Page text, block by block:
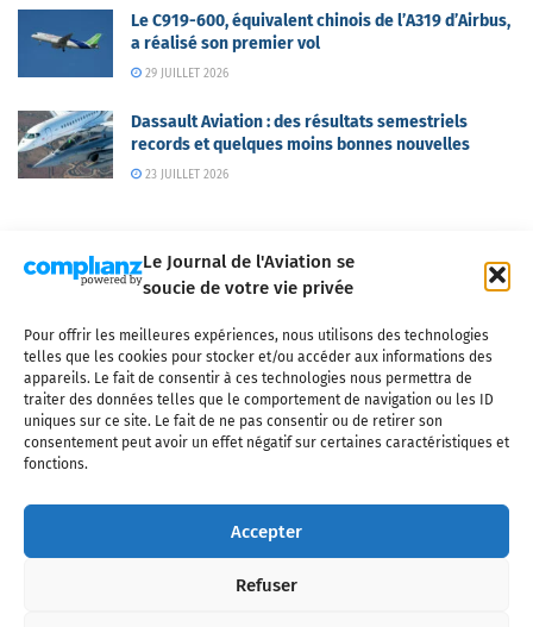
Le Journal de l'Aviation se
soucie de votre vie privée
Pour offrir les meilleures expériences, nous utilisons des technologies
telles que les cookies pour stocker et/ou accéder aux informations des
appareils. Le fait de consentir à ces technologies nous permettra de
traiter des données telles que le comportement de navigation ou les ID
uniques sur ce site. Le fait de ne pas consentir ou de retirer son
consentement peut avoir un effet négatif sur certaines caractéristiques et
fonctions.
Accepter
Refuser
Le C919-600, équivalent chinois de l’A319 d’Airbus,
a réalisé son premier vol
29 JUILLET 2026
Dassault Aviation : des résultats semestriels
records et quelques moins bonnes nouvelles
23 JUILLET 2026
Qui sommes-nous ? Nous contacter
Partenaires
Mentions légales
CGV Politique de confidentialité Cookies
l'industrie aéronautique, l'aviation commerciale, l'aviation d'affaires, les
services MRO et après-vente, le financement et la location d'aéronefs
civils, l'aéronautique de défense et l'industrie spatiale. Toute reproduction,